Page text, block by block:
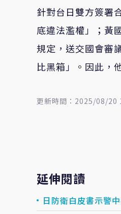
針對台日雙方簽署
底違法濫權」；黃
規定，送交國會審
比黑箱」。因此，
更新時間：2025/08/20
延伸閱讀
日防衛白皮書示警